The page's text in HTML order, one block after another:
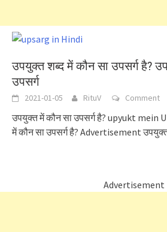
उपयुक्त शब्द में कौन सा उपसर्ग है?
उपसर्ग
2021-01-05 RituV Comment
उपयुक्त में कौन सा उपसर्ग है? upyukt mein
में कौन सा उपसर्ग है? Advertisement
Advertisement